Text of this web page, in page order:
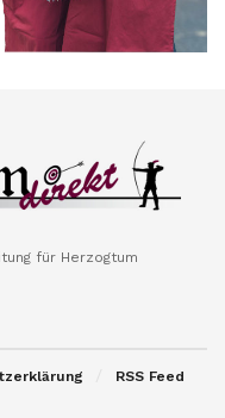
für Herzogtum
RSS Feed